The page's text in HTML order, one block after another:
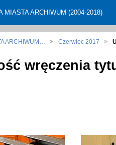
MIASTA ARCHIWUM (2004-2018)
ARCHIWUM… Czerwiec 2017
wręczenia